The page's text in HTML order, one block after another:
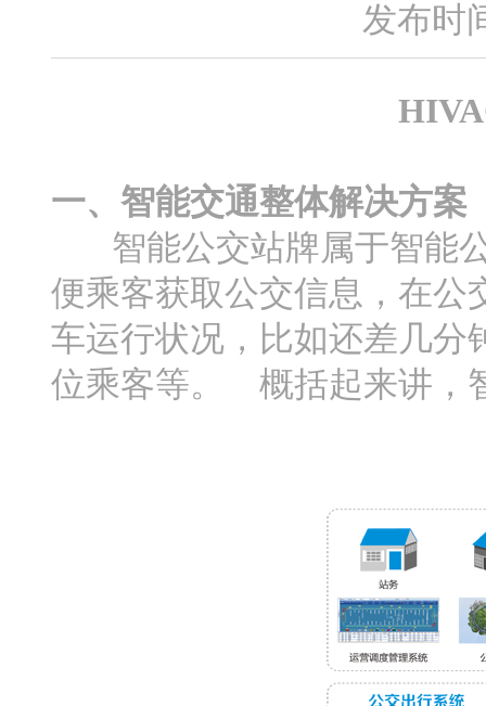
发布时
一、智能交通整体解决方案
智能公交站牌属于智能公
便乘客获取公交信息，在公
车运行状况，比如还差几分
位乘客等。 概括起来讲，